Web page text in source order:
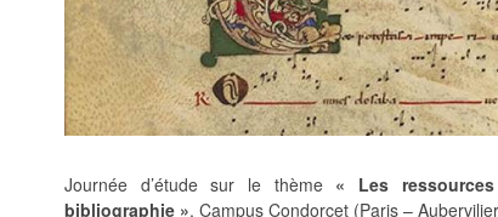
Journée d’étude sur le thème « Les
bibliographie », Campus Condorcet (Paris –